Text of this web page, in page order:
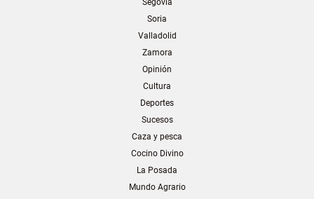
Segovia
Soria
Valladolid
Zamora
Opinión
Cultura
Deportes
Sucesos
Caza y pesca
Cocino Divino
La Posada
Mundo Agrario